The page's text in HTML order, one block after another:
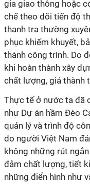
gia giao thông hoặc
chế theo dõi tiến độ
thanh tra thường
phục khiếm khuyết,
thành công trình. Do
khi hoàn thành xây
chất lượng, giá thành
Thực tế ở nước ta đã
như Dự án hầm Đèo
quản lý và trình độ
do người Việt Nam
không những rút
đảm chất lượng, tiết
những điển hình như